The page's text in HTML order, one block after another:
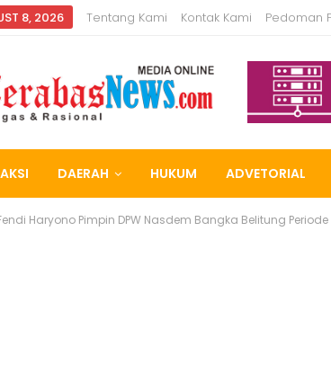
8, 2026 Tentang Kami Kontak Kami Pedoman
DAERAH HUKUM ADVETORIAL
Haryono Pimpin DPW Nasdem Bangka Belitung